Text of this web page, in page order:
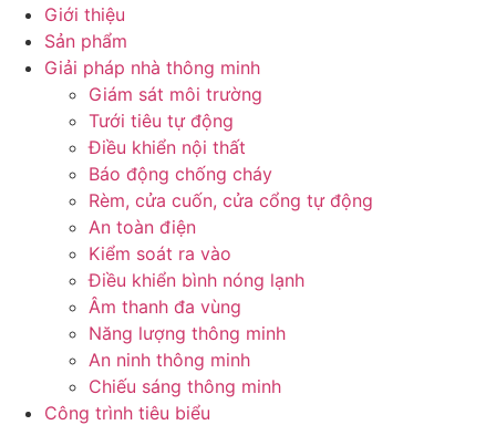
Giới thiệu
Sản phẩm
Giải pháp nhà thông minh
Giám sát môi trường
Tưới tiêu tự động
Điều khiển nội thất
Báo động chống cháy
Rèm, cửa cuốn, cửa cổng tự động
An toàn điện
Kiểm soát ra vào
Điều khiển bình nóng lạnh
Âm thanh đa vùng
Năng lượng thông minh
An ninh thông minh
Chiếu sáng thông minh
Công trình tiêu biểu